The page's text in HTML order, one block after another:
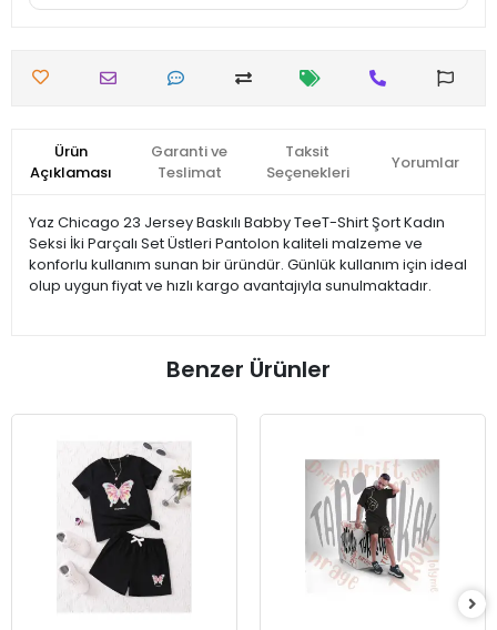
Ürün
Açıklaması
Garanti ve
Teslimat
Taksit
Seçenekleri
Yorumlar
Yaz Chicago 23 Jersey Baskılı Babby TeeT-Shirt Şort Kadın
Seksi İki Parçalı Set Üstleri Pantolon kaliteli malzeme ve
konforlu kullanım sunan bir üründür. Günlük kullanım için ideal
olup uygun fiyat ve hızlı kargo avantajıyla sunulmaktadır.
Benzer Ürünler